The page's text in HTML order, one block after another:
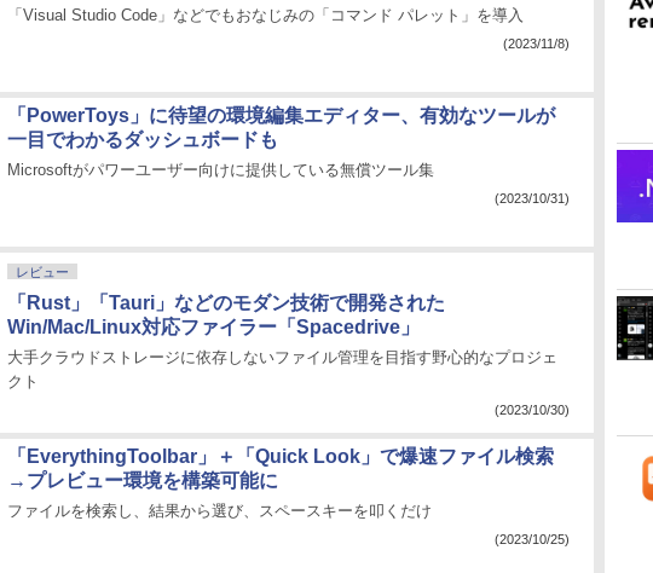
「Visual Studio Code」などでもおなじみの「コマンド パレット」を導入
(2023/11/8)
「PowerToys」に待望の環境編集エディター、有効なツールが
一目でわかるダッシュボードも
Microsoftがパワーユーザー向けに提供している無償ツール集
(2023/10/31)
レビュー
「Rust」「Tauri」などのモダン技術で開発された
Win/Mac/Linux対応ファイラー「Spacedrive」
大手クラウドストレージに依存しないファイル管理を目指す野心的なプロジェ
クト
(2023/10/30)
「EverythingToolbar」＋「Quick Look」で爆速ファイル検索
→プレビュー環境を構築可能に
ファイルを検索し、結果から選び、スペースキーを叩くだけ
(2023/10/25)